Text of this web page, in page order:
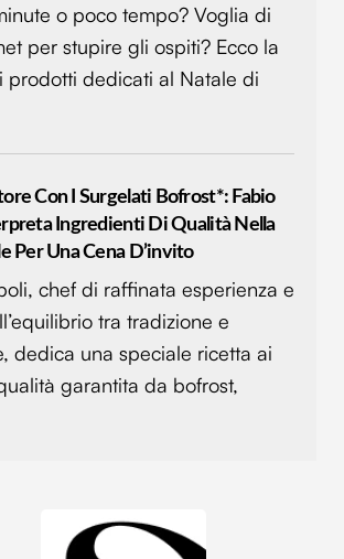
dei loro servizi.
o poco tempo? Voglia di
per stupire gli ospiti? Ecco la
prodotti dedicati al Natale di
Con I Surgelati Bofrost*: Fabio
Ingredienti Di Qualità Nella
Per Una Cena D’invito
chef di raffinata esperienza e
tra tradizione e
dedica una speciale ricetta ai
garantita da bofrost,